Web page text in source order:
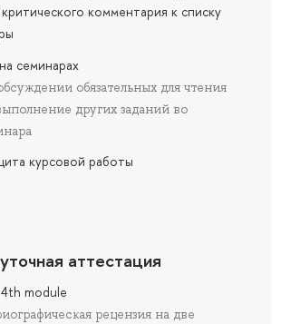
комментария к списку
семинарах
обязательных для чтения
других заданий во
курсовой работы
аттестация
module
рецензия на две